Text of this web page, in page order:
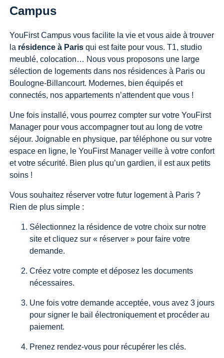
Campus
YouFirst Campus vous facilite la vie et vous aide à trouver
la résidence à Paris qui est faite pour vous. T1, studio
meublé, colocation… Nous vous proposons une large
sélection de logements dans nos résidences à Paris ou
Boulogne-Billancourt. Modernes, bien équipés et
connectés, nos appartements n’attendent que vous !
Une fois installé, vous pourrez compter sur votre YouFirst
Manager pour vous accompagner tout au long de votre
séjour. Joignable en physique, par téléphone ou sur votre
espace en ligne, le YouFirst Manager veille à votre confort
et votre sécurité. Bien plus qu’un gardien, il est aux petits
soins !
Vous souhaitez réserver votre futur logement à Paris ?
Rien de plus simple :
Sélectionnez la résidence de votre choix sur notre
site et cliquez sur « réserver » pour faire votre
demande.
Créez votre compte et déposez les documents
nécessaires.
Une fois votre demande acceptée, vous avez 3 jours
pour signer le bail électroniquement et procéder au
paiement.
Prenez rendez-vous pour récupérer les clés.